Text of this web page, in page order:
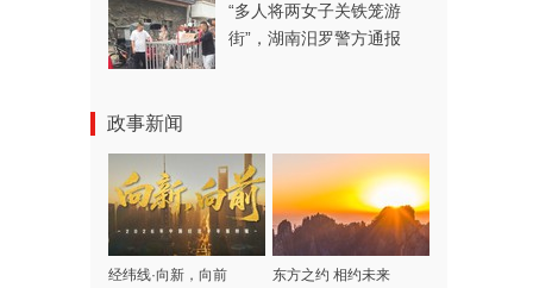
“多人将两女子关铁笼游
街”，湖南汨罗警方通报
政事新闻
经纬线·向新，向前 东方之约 相约未来